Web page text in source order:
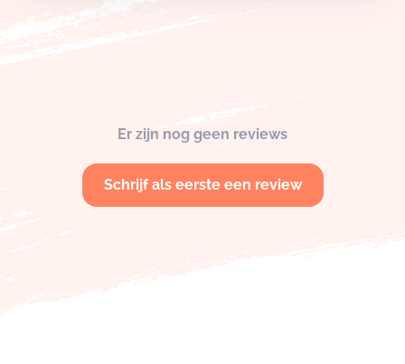
Er zijn nog geen reviews
Schrijf als eerste een review